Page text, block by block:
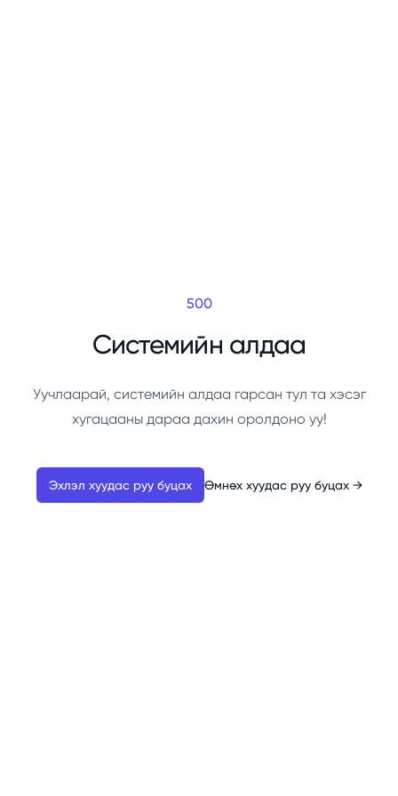
500
Системийн алдаа
Уучлаарай, системийн алдаа гарсан тул та хэсэг
хугацааны дараа дахин оролдоно уу!
Эхлэл хуудас руу буцах Өмнөх хуудас руу буцах →